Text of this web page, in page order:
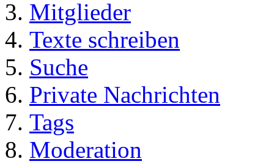
Mitglieder
Texte schreiben
Suche
Private Nachrichten
Tags
Moderation